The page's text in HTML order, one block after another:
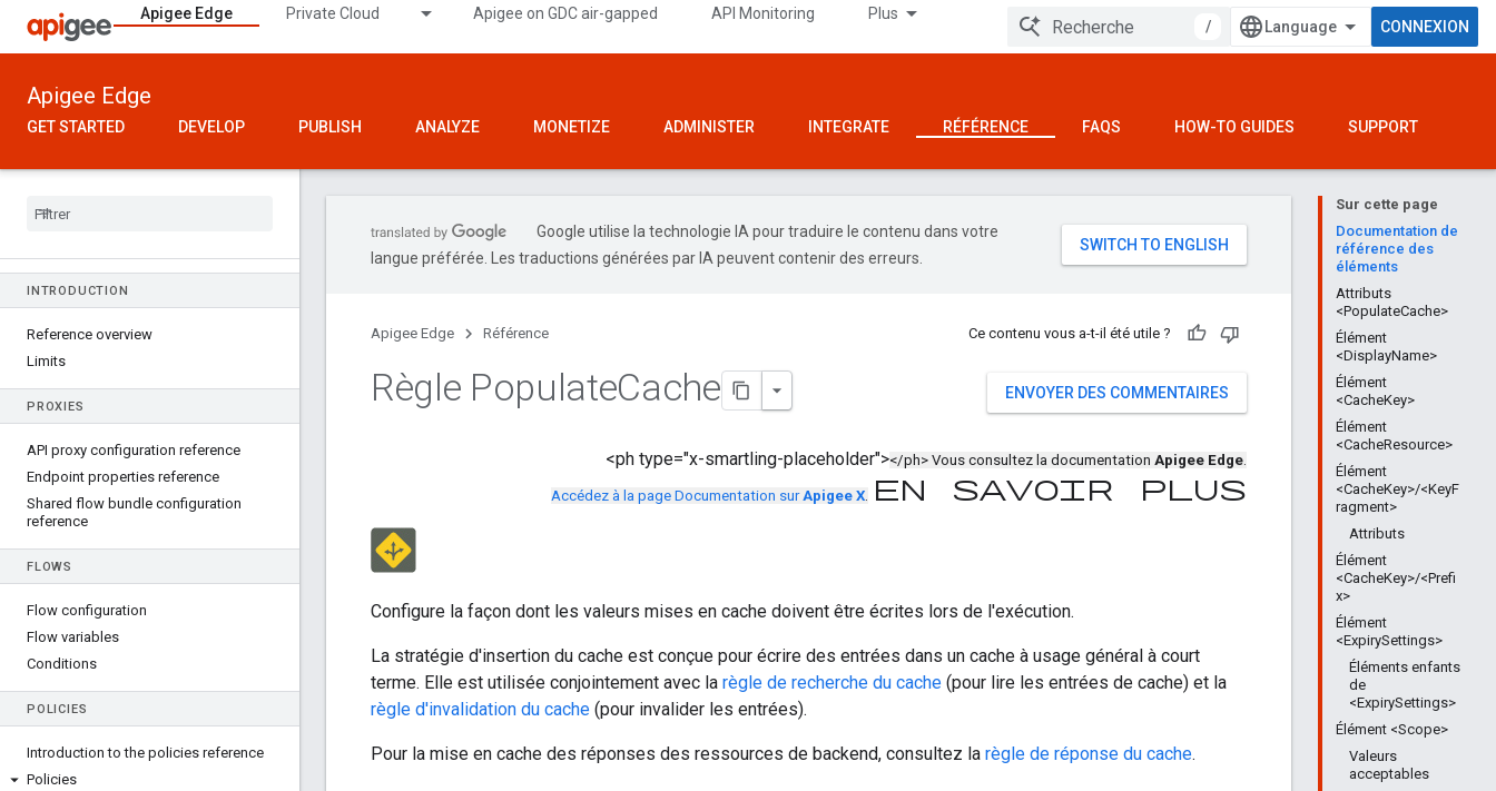
Apigee Edge Private Cloud Apigee on GDC air-gapped API Monitoring Plus
/ CONNEXION
Apigee Edge
GET STARTED DEVELOP PUBLISH ANALYZE MONETIZE ADMINISTER INTEGRATE RÉFÉRENCE FAQS HOW-TO GUIDES SUPPORT
INTRODUCTION
Reference overview
Limits
PROXIES
API proxy configuration reference
Endpoint properties reference
Shared flow bundle configuration
reference
FLOWS
Flow configuration
Flow variables
Conditions
POLICIES
Introduction to the policies reference
Policies
Sur cette page
Documentation de
référence des
éléments
Attributs
<PopulateCache>
Élément
<DisplayName>
Élément
<CacheKey>
Élément
<CacheResource>
Élément
<CacheKey>/<KeyF
ragment>
Attributs
Élément
<CacheKey>/<Prefi
x>
Élément
<ExpirySettings>
Éléments enfants
de
<ExpirySettings>
Élément <Scope>
Valeurs
acceptables
Google utilise la technologie IA pour traduire le contenu dans votre
langue préférée. Les traductions générées par IA peuvent contenir des erreurs.
Apigee Edge Référence Ce contenu vous a-t-il été utile ?
ENVOYER DES COMMENTAIRES
Règle PopulateCache
<ph type="x-smartling-placeholder"></ph> Vous consultez la documentation Apigee Edge.
Accédez à la page Documentation surApigee X. En savoir plus
Configure la façon dont les valeurs mises en cache doivent être écrites lors de l'exécution.
La stratégie d'insertion du cache est conçue pour écrire des entrées dans un cache à usage général à court
terme. Elle est utilisée conjointement avec la règle de recherche du cache (pour lire les entrées de cache) et la
règle d'invalidation du cache (pour invalider les entrées).
Pour la mise en cache des réponses des ressources de backend, consultez la règle de réponse du cache.